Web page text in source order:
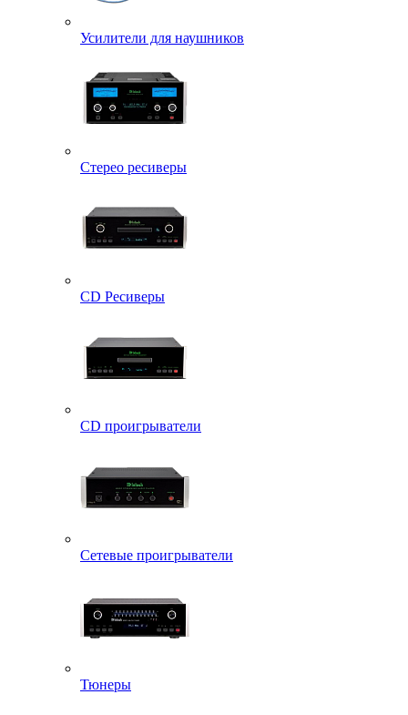
Усилители для наушников
Стерео ресиверы
CD Ресиверы
CD проигрыватели
Сетевые проигрыватели
Тюнеры